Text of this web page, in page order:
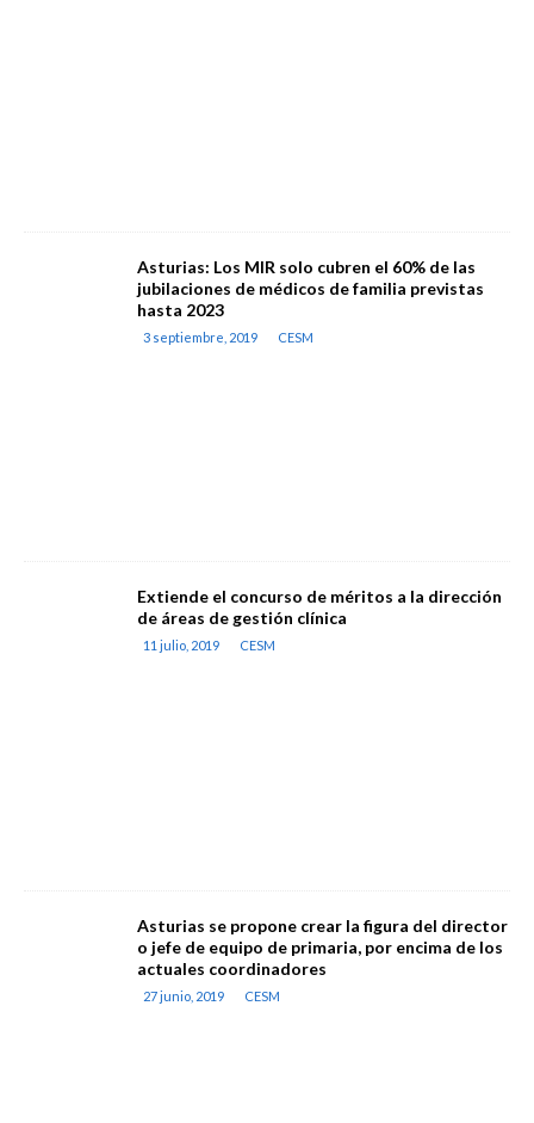
Asturias: Los MIR solo cubren el 60% de las
jubilaciones de médicos de familia previstas
hasta 2023
3 septiembre, 2019 CESM
Extiende el concurso de méritos a la dirección
de áreas de gestión clínica
11 julio, 2019 CESM
Asturias se propone crear la figura del director
o jefe de equipo de primaria, por encima de los
actuales coordinadores
27 junio, 2019 CESM